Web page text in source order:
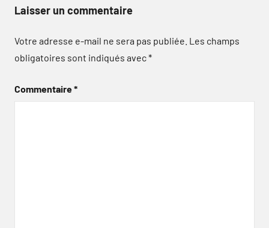
Laisser un commentaire
Votre adresse e-mail ne sera pas publiée. Les champs
obligatoires sont indiqués avec*
Commentaire*